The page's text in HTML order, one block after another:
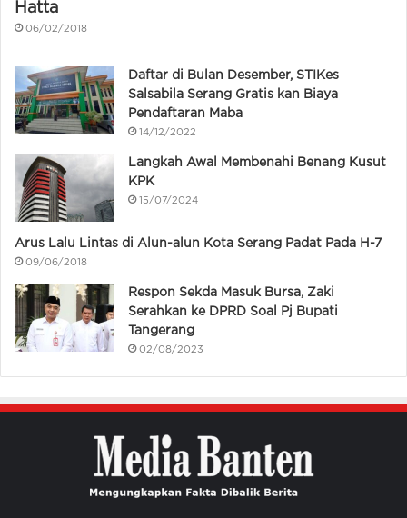
Hatta
06/02/2018
Daftar di Bulan Desember, STIKes
Salsabila Serang Gratis kan Biaya
Pendaftaran Maba
14/12/2022
Langkah Awal Membenahi Benang Kusut
KPK
15/07/2024
Arus Lalu Lintas di Alun-alun Kota Serang Padat Pada H-7
09/06/2018
Respon Sekda Masuk Bursa, Zaki
Serahkan ke DPRD Soal Pj Bupati
Tangerang
02/08/2023